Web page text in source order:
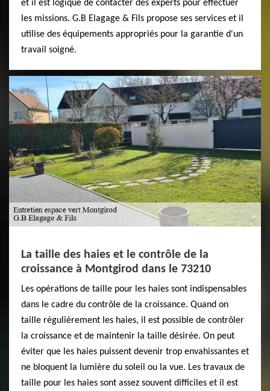
et il est logique de contacter des experts pour effectuer
les missions. G.B Elagage & Fils propose ses services et il
utilise des équipements appropriés pour la garantie d'un
travail soigné.
La taille des haies et le contrôle de la
croissance à Montgirod dans le 73210
Les opérations de taille pour les haies sont indispensables
dans le cadre du contrôle de la croissance. Quand on
taille régulièrement les haies, il est possible de contrôler
la croissance et de maintenir la taille désirée. On peut
éviter que les haies puissent devenir trop envahissantes et
ne bloquent la lumière du soleil ou la vue. Les travaux de
taille pour les haies sont assez souvent difficiles et il est